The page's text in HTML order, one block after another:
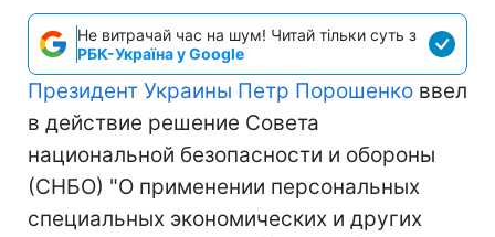
Не витрачай час на шум! Читай тільки суть з
РБК-Україна у Google
Президент Украины Петр Порошенко ввел
в действие решение Совета
национальной безопасности и обороны
(СНБО) "О применении персональных
специальных экономических и других